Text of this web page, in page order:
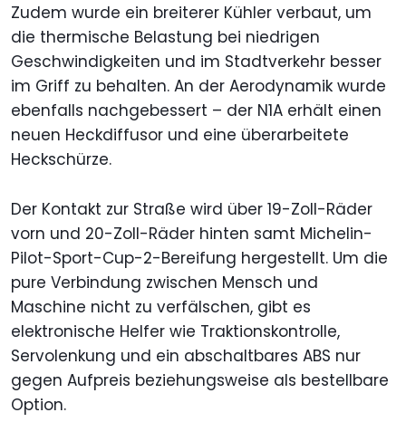
Zudem wurde ein breiterer Kühler verbaut, um
die thermische Belastung bei niedrigen
Geschwindigkeiten und im Stadtverkehr besser
im Griff zu behalten. An der Aerodynamik wurde
ebenfalls nachgebessert – der N1A erhält einen
neuen Heckdiffusor und eine überarbeitete
Heckschürze.
Der Kontakt zur Straße wird über 19-Zoll-Räder
vorn und 20-Zoll-Räder hinten samt Michelin-
Pilot-Sport-Cup-2-Bereifung hergestellt. Um die
pure Verbindung zwischen Mensch und
Maschine nicht zu verfälschen, gibt es
elektronische Helfer wie Traktionskontrolle,
Servolenkung und ein abschaltbares ABS nur
gegen Aufpreis beziehungsweise als bestellbare
Option.